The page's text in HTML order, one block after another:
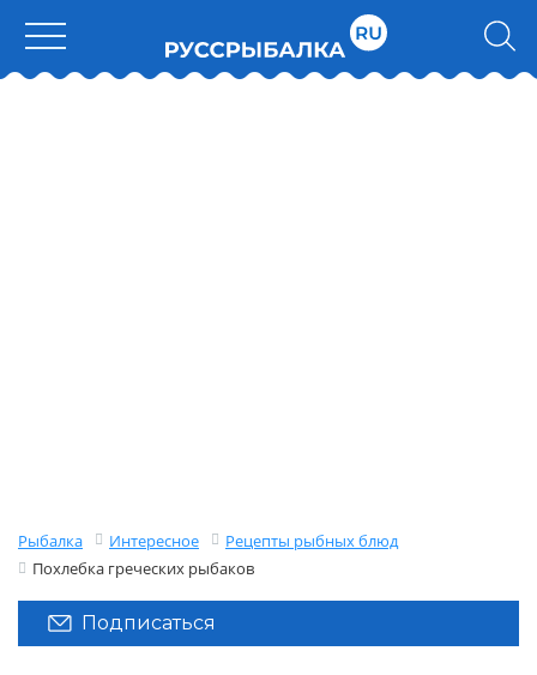
Рыбалка Интересное
Рецепты рыбных блюд
Похлебка греческих рыбаков
Подписаться